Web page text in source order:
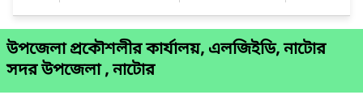
উপজেলা প্রকৌশলীর কার্যালয়, এলজিইডি, নাটোর
সদর উপজেলা , নাটোর